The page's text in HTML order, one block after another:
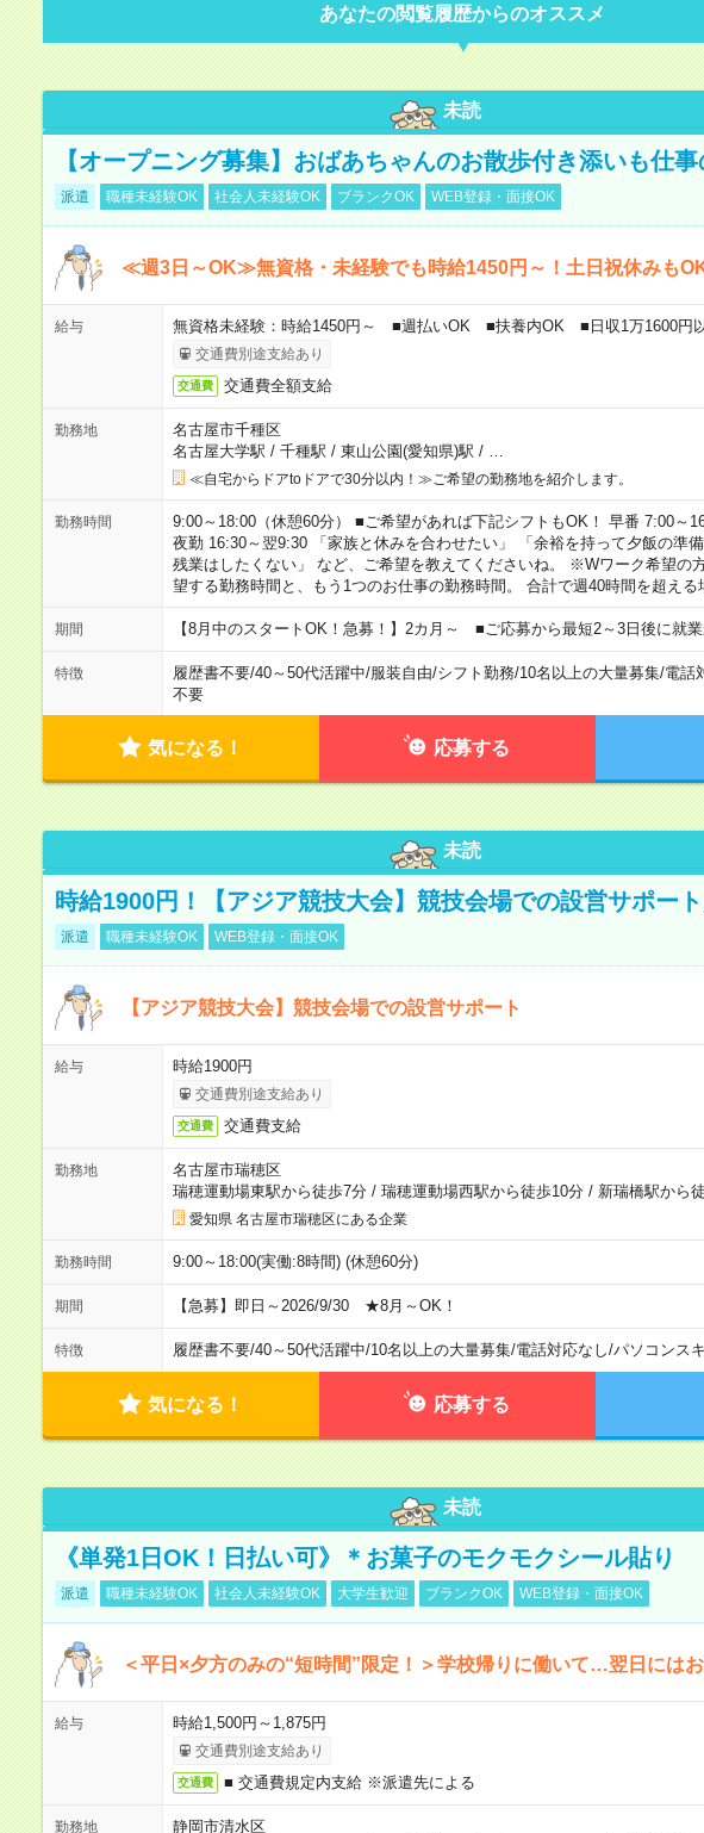
あなたの閲覧履歴からのオススメ
未読
【オープニング募集】おばあちゃんのお散歩付き添いも仕事
派遣 職種未経験OK 社会人未経験OK ブランクOK WEB登録・面接OK
≪週3日～OK≫無資格・未経験でも時給1450円～！土日祝休みもOK
給与 無資格未経験：時給1450円～ ■週払いOK ■扶養内OK ■日収1万1600円
交通費別途支給あり
交通費 交通費全額支給
勤務地
名古屋市千種区
名古屋大学駅 / 千種駅 / 東山公園(愛知県)駅 /
≪自宅からドアtoドアで30分以内！≫ご希望の勤務地を紹介します。
勤務時間
9:00～18:00（休憩60分） ■ご希望があれば下記シフトもOK！ 早番 7:00～
夜勤 16:30～翌9:30 「家族と休みを合わせたい」 「余裕を持って夕飯の準
残業はしたくない」 など、ご希望を教えてくださいね。 ※Wワーク希望の
望する勤務時間と、もう1つのお仕事の勤務時間。 合計で週40時間を超える
期間 【8月中のスタートOK！急募！】2カ月～ ■ご応募から最短2～3日後に就業
特徴 履歴書不要/40～50代活躍中/服装自由/シフト勤務/10名以上の大量募集/電話
不要
気になる！ 応募する
未読
時給1900円！【アジア競技大会】競技会場での設営サポー
派遣 職種未経験OK WEB登録・面接OK
【アジア競技大会】競技会場での設営サポート
給与 時給1900円
交通費別途支給あり
交通費 交通費支給
勤務地
名古屋市瑞穂区
瑞穂運動場東駅から徒歩7分/ 瑞穂運動場西駅から徒歩10分/ 新瑞橋駅から
愛知県 名古屋市瑞穂区にある企業
勤務時間 9:00～18:00(実働:8時間) (休憩60分)
期間 【急募】即日～2026/9/30 ★8月～OK！
特徴 履歴書不要/40～50代活躍中/10名以上の大量募集/電話対応なし/パソコンス
気になる！ 応募する
未読
《単発1日OK！日払い可》＊お菓子のモクモクシール貼り
派遣 職種未経験OK 社会人未経験OK 大学生歓迎 ブランクOK WEB登録・面接OK
＜平日×夕方のみの“短時間”限定！＞学校帰りに働いて…翌日にはお
給与 時給1,500円～1,875円
交通費別途支給あり
交通費 ■ 交通費規定内支給 ※派遣先による
勤務地
静岡市清水区